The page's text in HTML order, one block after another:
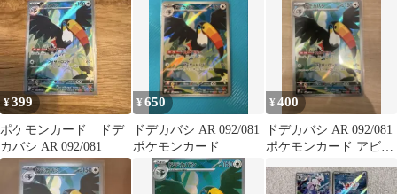
¥399
ポケモンカード ドデ
カバシ AR 092/081
¥650
ドデカバシ AR 092/081
ポケモンカード
¥400
ドデカバシ AR 092/081
ポケモンカード アビス